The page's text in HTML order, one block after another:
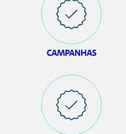
CAMPANHAS